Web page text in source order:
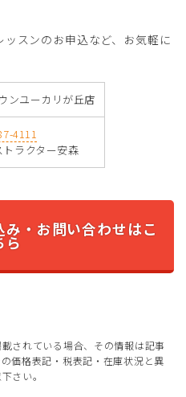
スンのお申込など、お気軽に
ンユーカリが丘店
4111
ラクター安森
・お問い合わせはこ
ら
されている場合、その情報は記事
価格表記・税表記・在庫状況と異
さい。